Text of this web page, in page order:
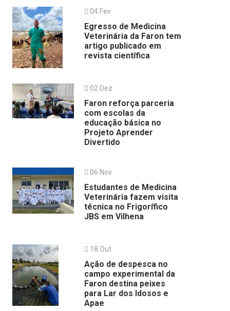
04 Fev
Egresso de Medicina
Veterinária da Faron tem
artigo publicado em
revista científica
02 Dez
Faron reforça parceria
com escolas da
educação básica no
Projeto Aprender
Divertido
06 Nov
Estudantes de Medicina
Veterinária fazem visita
técnica no Frigorífico
JBS em Vilhena
18 Out
Ação de despesca no
campo experimental da
Faron destina peixes
para Lar dos Idosos e
Apae